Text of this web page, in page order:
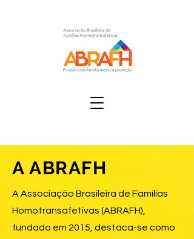
A ABRAFH
A Associação Brasileira de Famílias
Homotransafetivas (ABRAFH),
fundada em 2015, destaca-se como